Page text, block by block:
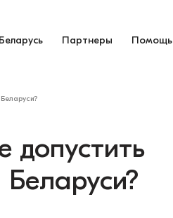
Партнеры Помощь
допустить